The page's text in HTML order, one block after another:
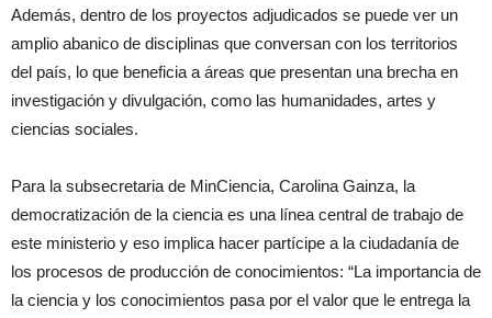
Además, dentro de los proyectos adjudicados se puede ver un
amplio abanico de disciplinas que conversan con los territorios
del país, lo que beneficia a áreas que presentan una brecha en
investigación y divulgación, como las humanidades, artes y
ciencias sociales.
Para la subsecretaria de MinCiencia, Carolina Gainza, la
democratización de la ciencia es una línea central de trabajo de
este ministerio y eso implica hacer partícipe a la ciudadanía de
los procesos de producción de conocimientos: “La importancia de
la ciencia y los conocimientos pasa por el valor que le entrega la